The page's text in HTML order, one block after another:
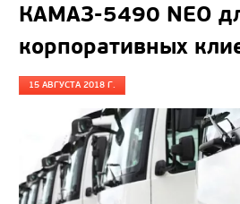
КАМАЗ-5490 NEO
корпоративных
15 АВГУСТА 2018 Г.